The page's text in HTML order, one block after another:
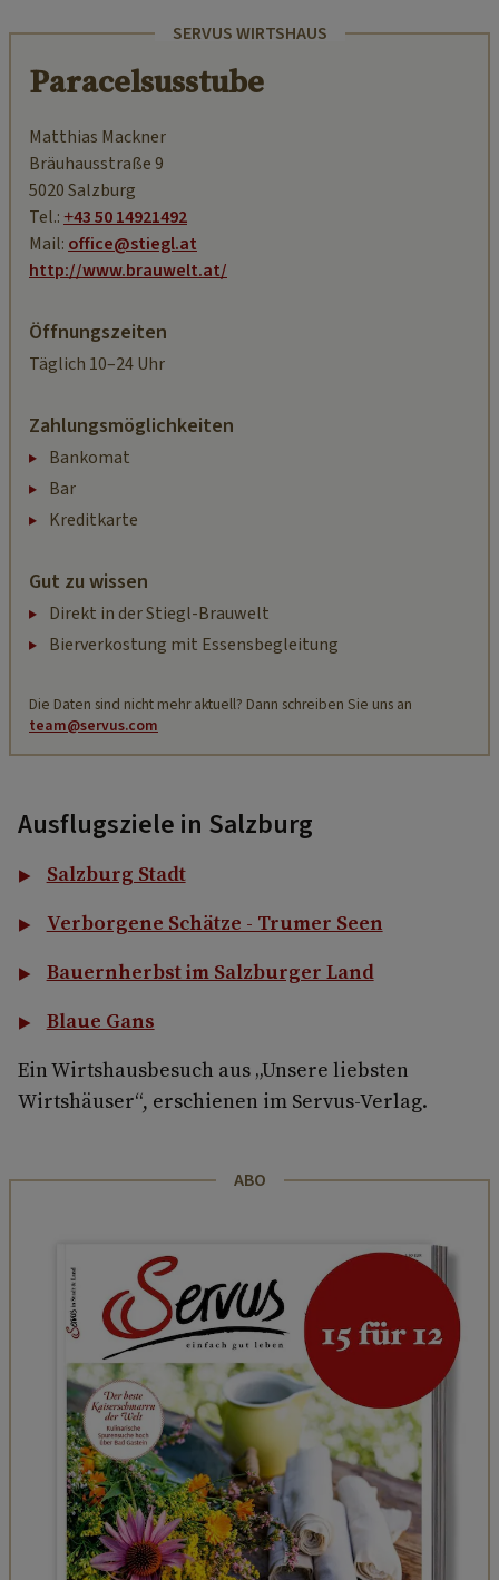
SERVUS WIRTSHAUS
Paracelsusstube
Matthias Mackner
Bräuhausstraße 9
5020 Salzburg
Tel.:+43 50 14921492
Mail: office@stiegl.at
http://www.brauwelt.at/
Öffnungszeiten
Täglich 10–24 Uhr
Zahlungsmöglichkeiten
Bankomat
Bar
Kreditkarte
Gut zu wissen
Direkt in der Stiegl-Brauwelt
Bierverkostung mit Essensbegleitung
Die Daten sind nicht mehr aktuell? Dann schreiben Sie uns an
team@servus.com
Ausflugsziele in Salzburg
Salzburg Stadt
Verborgene Schätze - Trumer Seen
Bauernherbst im Salzburger Land
Blaue Gans
Ein Wirtshausbesuch aus „Unsere liebsten
Wirtshäuser“, erschienen im Servus-Verlag.
ABO